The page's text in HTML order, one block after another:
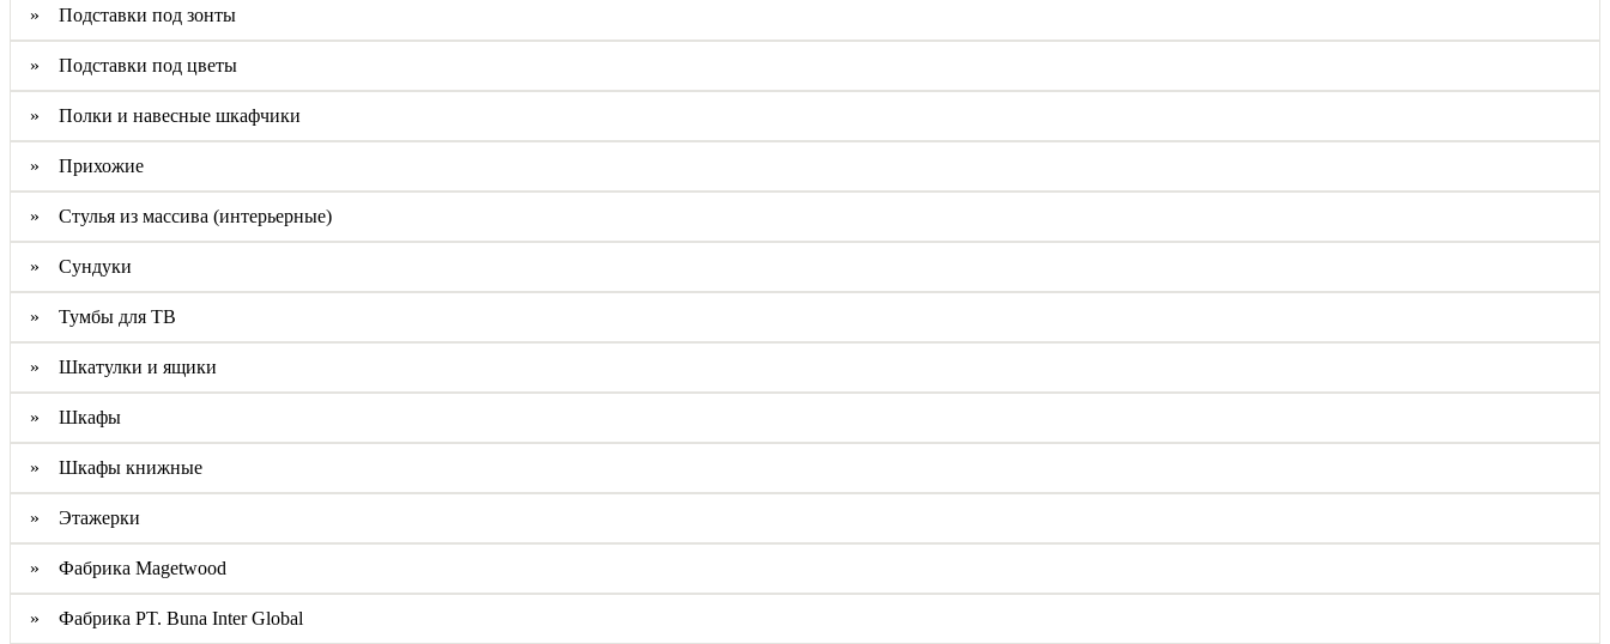
» Подставки под зонты
» Подставки под цветы
» Полки и навесные шкафчики
» Прихожие
» Стулья из массива (интерьерные)
» Сундуки
» Тумбы для ТВ
» Шкатулки и ящики
» Шкафы
» Шкафы книжные
» Этажерки
» Фабрика Magetwood
» Фабрика PT. Buna Inter Global